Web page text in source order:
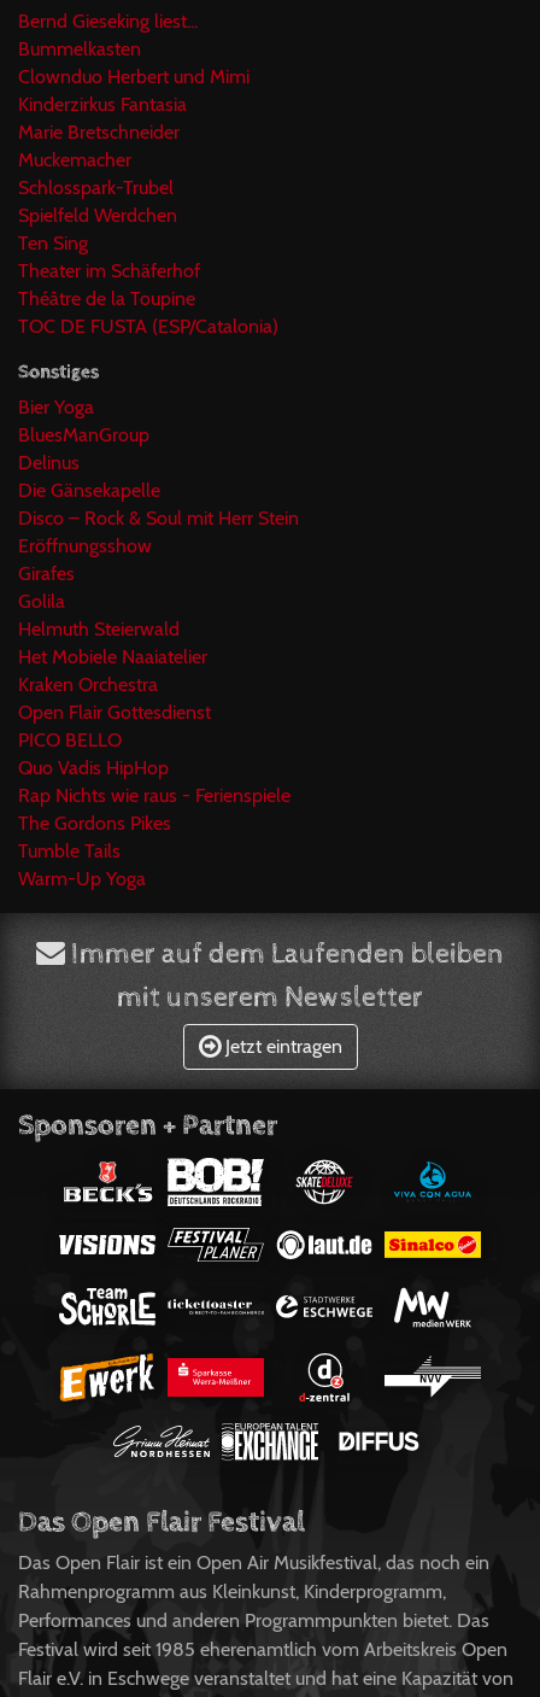
Bernd Gieseking liest...
Bummelkasten
Clownduo Herbert und Mimi
Kinderzirkus Fantasia
Marie Bretschneider
Muckemacher
Schlosspark-Trubel
Spielfeld Werdchen
Ten Sing
Theater im Schäferhof
Théâtre de la Toupine
TOC DE FUSTA (ESP/Catalonia)
Sonstiges
Bier Yoga
BluesManGroup
Delinus
Die Gänsekapelle
Disco – Rock & Soul mit Herr Stein
Eröffnungsshow
Girafes
Golila
Helmuth Steierwald
Het Mobiele Naaiatelier
Kraken Orchestra
Open Flair Gottesdienst
PICO BELLO
Quo Vadis HipHop
Rap Nichts wie raus - Ferienspiele
The Gordons Pikes
Tumble Tails
Warm-Up Yoga
Immer auf dem Laufenden bleiben
mit unserem Newsletter
Jetzt eintragen
Sponsoren + Partner
Das Open Flair Festival
Das Open Flair ist ein Open Air Musikfestival, das noch ein
Rahmenprogramm aus Kleinkunst, Kinderprogramm,
Performances und anderen Programmpunkten bietet. Das
Festival wird seit 1985 eherenamtlich vom Arbeitskreis Open
Flair e.V. in Eschwege veranstaltet und hat eine Kapazität von